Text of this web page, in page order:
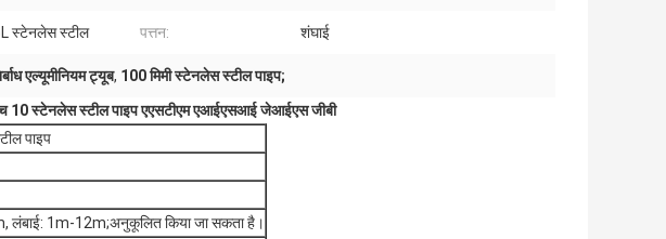
स्टेनलेस स्टील पत्तन: शंघाई
एल्यूमीनियम ट्यूब, 100 मिमी स्टेनलेस स्टील पाइप;
10 स्टेनलेस स्टील पाइप एएसटीएम एआईएसआई जेआईएस जीबी
पाइप
लंबाई: 1m-12m;अनुकूलित किया जा सकता है।